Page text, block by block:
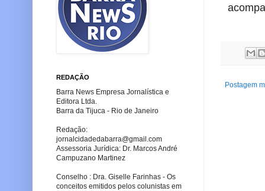
Postagem
REDAÇÃO
Barra News Empresa Jornalística e
Editora Ltda.
Barra da Tijuca - Rio de Janeiro
Redação:
jornalcidadedabarra@gmail.com
Assessoria Jurídica: Dr. Marcos André
Campuzano Martinez
Conselho : Dra. Giselle Farinhas - Os
conceitos emitidos pelos colunistas em